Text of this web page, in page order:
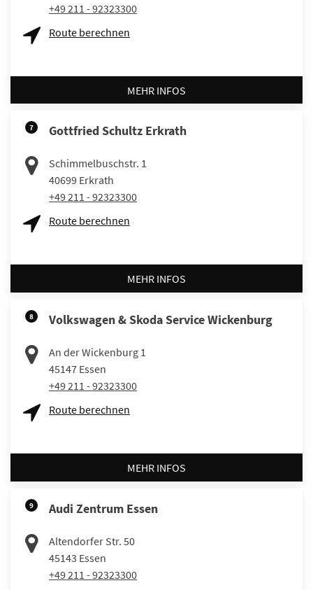
+49 211 - 92323300
Route berechnen
MEHR INFOS
7 Gottfried Schultz Erkrath
Schimmelbuschstr. 1
40699 Erkrath
+49 211 - 92323300
Route berechnen
MEHR INFOS
8 Volkswagen & Skoda Service Wickenburg
An der Wickenburg 1
45147 Essen
+49 211 - 92323300
Route berechnen
MEHR INFOS
9 Audi Zentrum Essen
Altendorfer Str. 50
45143 Essen
+49 211 - 92323300